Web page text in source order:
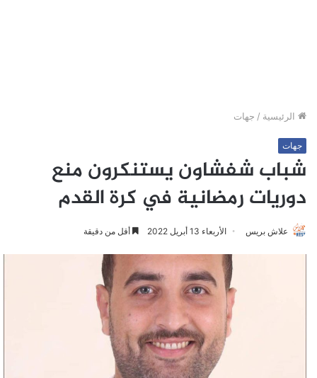
الرئيسية / جهات
جهات
شباب شفشاون يستنكرون منع
دوريات رمضانية في كرة القدم
علاش بريس الأربعاء 13 أبريل 2022 أقل من دقيقة